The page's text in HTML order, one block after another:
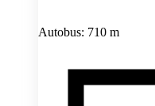
Autobus: 710 m